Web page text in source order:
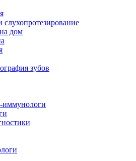
слухопротезирование
дом
зубов
иммунологи